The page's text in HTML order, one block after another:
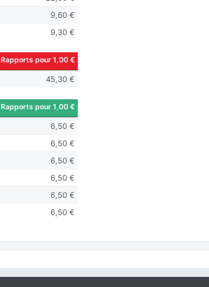
9,60 €
9,30 €
Rapports pour 1,00 €
45,30 €
Rapports pour 1,00 €
6,50 €
6,50 €
6,50 €
6,50 €
6,50 €
6,50 €